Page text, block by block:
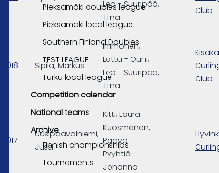
Pieksämäki doubles league
Pieksämäki local league
Southern Finland Doubles
TEST LEAGUE
Turku local league
Competition calendar
National teams
Archive
Finnish championships
Tournaments
Leo - Suuripää,
Tiina
Club
2018 Sipilä, Markus
Immonen,
Lotta - Ouni,
Leo - Suuripää,
Tiina
Club
2017
Uusipaavalniemi,
Jussi
Kitti, Laura -
Kuosmanen,
Paavo -
Pyyhtiä,
Johanna